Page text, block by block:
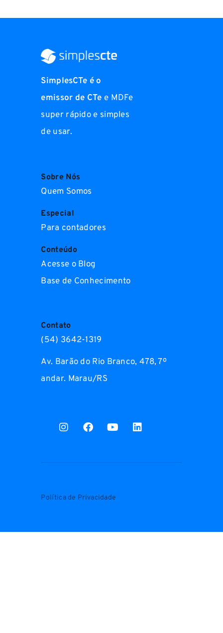
SimplesCTe é o
emissor de CTe e MDFe
super rápido e simples
de usar.
Sobre Nós
Quem Somos
Especial
Para contadores
Conteúdo
Acesse o Blog
Base de Conhecimento
Contato
(54) 3642-1319
Av. Barão do Rio Branco, 478, 7º
andar. Marau/RS
Política de Privacidade